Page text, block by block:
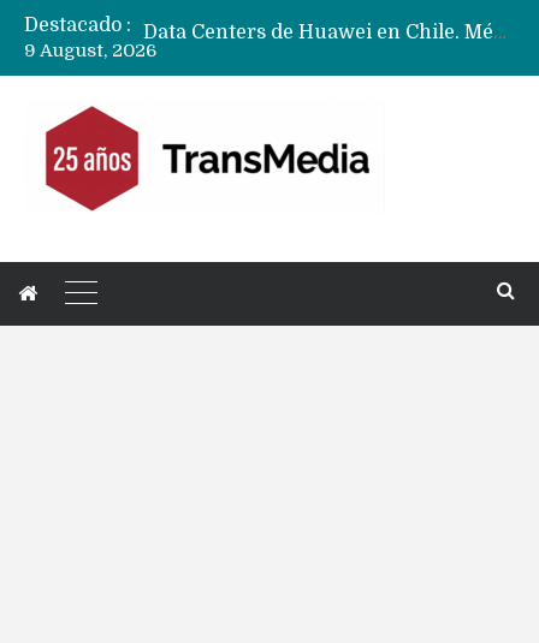
Destacado :
9 August, 2026